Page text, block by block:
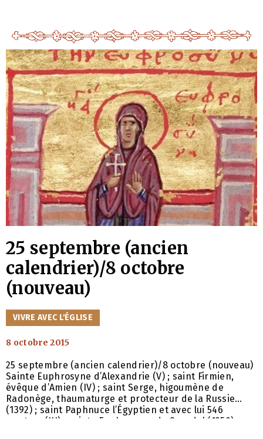
25 septembre (ancien
calendrier)/8 octobre
(nouveau)
CATÉGORIES
VIVRE AVEC L'ÉGLISE
8 octobre 2015
25 septembre (ancien calendrier)/8 octobre (nouveau)
Sainte Euphrosyne d’Alexandrie (V) ; saint Firmien,
évêque d’Amien (IV) ; saint Serge, higoumène de
Radonège, thaumaturge et protecteur de la Russie
(1392) ; saint Paphnuce l’Égyptien et avec lui 546
martyrs (III) ; sainte Euphrosyne de Souzdal (1250) ;